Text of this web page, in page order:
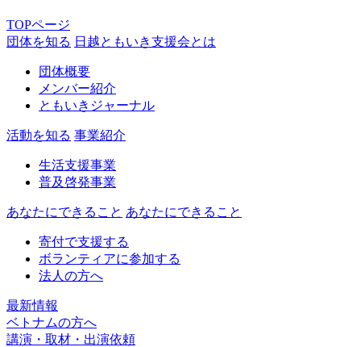
TOPページ
団体を知る 日越ともいき支援会とは
団体概要
メンバー紹介
ともいきジャーナル
活動を知る 事業紹介
生活支援事業
普及啓発事業
あなたにできること あなたにできること
寄付で支援する
ボランティアに参加する
法人の方へ
最新情報
ベトナムの方へ
講演・取材・出演依頼